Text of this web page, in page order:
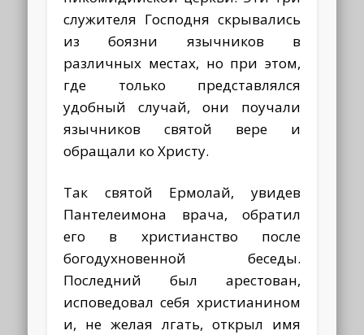
служителя Господня скрывались
из боязни язычников в
различных местах, но при этом,
где только представлялся
удобный случай, они поучали
язычников святой вере и
обращали ко Христу.
Так святой Ермолай, увидев
Пантелеимона врача, обратил
его в христианство после
богодухновенной беседы.
Последний был арестован,
исповедовал себя христианином
и, не желая лгать, открыл имя